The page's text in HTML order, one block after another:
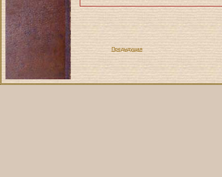
Предыдущая